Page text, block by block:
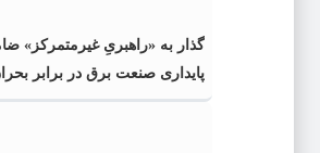
گذار به «راهبریِ غیرمتمرکز»
پایداری صنعت برق در برابر